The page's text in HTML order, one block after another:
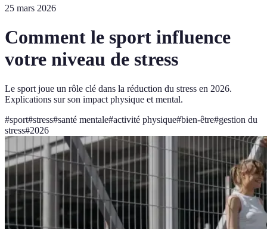
25 mars 2026
Comment le sport influence
votre niveau de stress
Le sport joue un rôle clé dans la réduction du stress en 2026.
Explications sur son impact physique et mental.
#sport#stress#santé mentale#activité physique#bien-être#gestion du
stress#2026